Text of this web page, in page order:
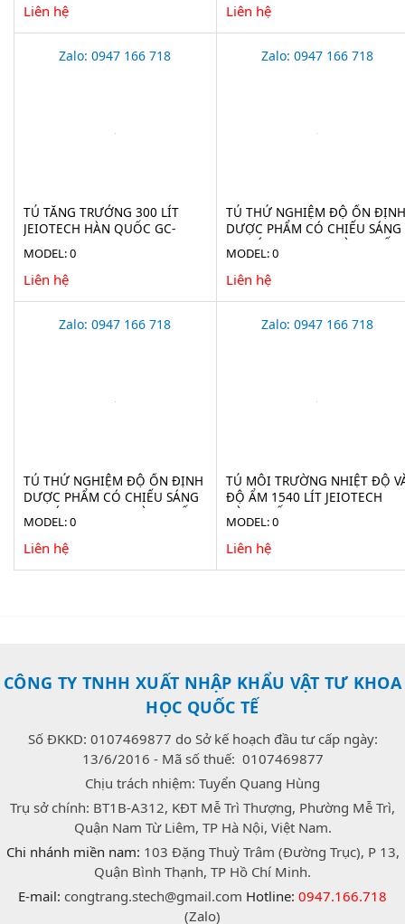
Liên hệ Liên hệ
Zalo: 0947 166 718
TỦ TĂNG TRƯỞNG 300 LÍT
JEIOTECH HÀN QUỐC GC-
MODEL: 0
Liên hệ
Zalo: 0947 166 718
TỦ THỬ NGHIỆM ĐỘ ỔN ĐỊNH
DƯỢC PHẨM CÓ CHIẾU SÁNG
760 LÍT JEIOTECH HÀN QUỐC
TH-ICH-800
MODEL: 0
Liên hệ
Zalo: 0947 166 718
TỦ THỬ NGHIỆM ĐỘ ỔN ĐỊNH
DƯỢC PHẨM CÓ CHIẾU SÁNG
300 LÍT JEIOTECH HÀN QUỐC
TH-ICH-300
MODEL: 0
Liên hệ
Zalo: 0947 166 718
TỦ MÔI TRƯỜNG NHIỆT ĐỘ
ĐỘ ẨM 1540 LÍT JEIOTECH
HÀN QUỐC TH-TG-1500
MODEL: 0
Liên hệ
CÔNG TY TNHH XUẤT NHẬP KHẨU VẬT TƯ KHOA
HỌC QUỐC TẾ
Số ĐKKD: 0107469877 do Sở kế hoạch đầu tư cấp ngày:
13/6/2016 - Mã số thuế: 0107469877
Chịu trách nhiệm: Tuyển Quang Hùng
Trụ sở chính: BT1B-A312, KĐT Mễ Trì Thượng, Phường Mễ Trì,
Quận Nam Từ Liêm, TP Hà Nội, Việt Nam.
Chi nhánh miền nam: 103 Đặng Thuỳ Trâm (Đường Trục), P 13,
Quận Bình Thạnh, TP Hồ Chí Minh.
E-mail: congtrang.stech@gmail.com Hotline: 0947.166.718
(Zalo)